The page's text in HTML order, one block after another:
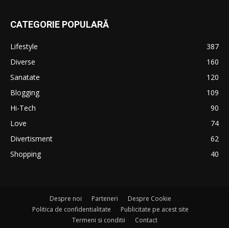
CATEGORIE POPULARĂ
Lifestyle
387
Diverse
160
Sanatate
120
Blogging
109
Hi-Tech
90
Love
74
Divertisment
62
Shopping
40
Despre noi Parteneri
Despre Cookie
Politica de confidentialitate
Publicitate pe acest site
Termeni si conditii
Contact